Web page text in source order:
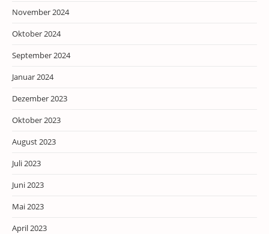
November 2024
Oktober 2024
September 2024
Januar 2024
Dezember 2023
Oktober 2023
August 2023
Juli 2023
Juni 2023
Mai 2023
April 2023